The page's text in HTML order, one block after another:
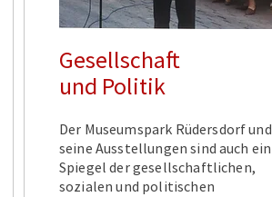
Gesellschaft
und Politik
Der Museumspark Rüdersdorf und
seine Ausstellungen sind auch ein
Spiegel der gesellschaftlichen,
sozialen und politischen